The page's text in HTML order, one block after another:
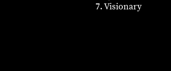
7. Visionary